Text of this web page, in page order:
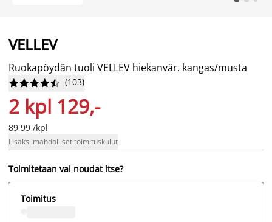
VELLEV
Ruokapöydän tuoli VELLEV hiekanvär. kangas/musta





 (103)
2 kpl 129,-
89,99 /kpl
Lisäksi mahdolliset toimituskulut
Toimitetaan vai noudat itse?
Toimitus